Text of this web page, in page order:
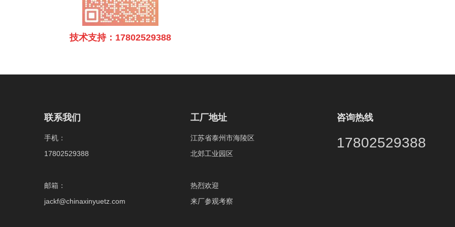
技术支持：17802529388
联系我们
手机：
17802529388
邮箱：
jackf@chinaxinyuetz.com
工厂地址
江苏省泰州市海陵区
北郊工业园区
热烈欢迎
来厂参观考察
咨询热线
17802529388